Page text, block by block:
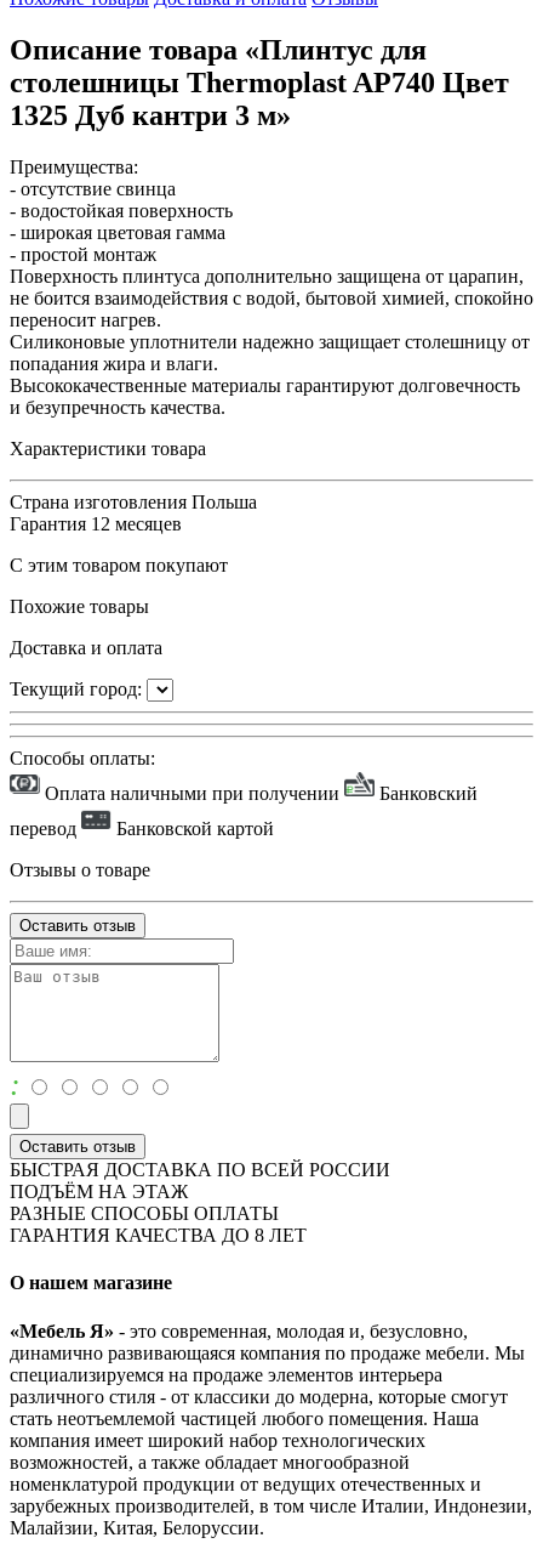
Описание товара «Плинтус для
столешницы Thermoplast AP740 Цвет
1325 Дуб кантри 3 м»
Преимущества:
- отсутствие свинца
- водостойкая поверхность
- широкая цветовая гамма
- простой монтаж
Поверхность плинтуса дополнительно защищена от царапин,
не боится взаимодействия с водой, бытовой химией, спокойно
переносит нагрев.
Силиконовые уплотнители надежно защищает столешницу от
попадания жира и влаги.
Высококачественные материалы гарантируют долговечность
и безупречность качества.
Характеристики товара
Страна изготовления Польша
Гарантия 12 месяцев
С этим товаром покупают
Похожие товары
Доставка и оплата
Текущий город:
Способы оплаты:
Оплата наличными при получении
Банковский
перевод
Банковской картой
Отзывы о товаре
Оставить отзыв
:
Оставить отзыв
БЫСТРАЯ ДОСТАВКА ПО ВСЕЙ РОССИИ
ПОДЪЁМ НА ЭТАЖ
РАЗНЫЕ СПОСОБЫ ОПЛАТЫ
ГАРАНТИЯ КАЧЕСТВА ДО 8 ЛЕТ
О нашем магазине
«Мебель Я» - это современная, молодая и, безусловно,
динамично развивающаяся компания по продаже мебели. Мы
специализируемся на продаже элементов интерьера
различного стиля - от классики до модерна, которые смогут
стать неотъемлемой частицей любого помещения. Наша
компания имеет широкий набор технологических
возможностей, а также обладает многообразной
номенклатурой продукции от ведущих отечественных и
зарубежных производителей, в том числе Италии, Индонезии,
Малайзии, Китая, Белоруссии.